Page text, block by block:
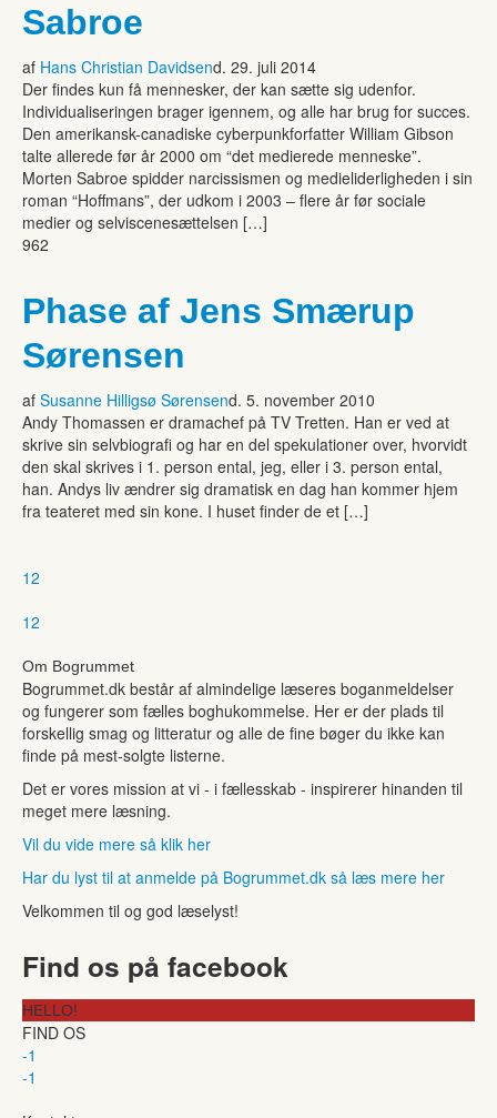
Sabroe
af Hans Christian Davidsend. 29. juli 2014
Der findes kun få mennesker, der kan sætte sig udenfor.
Individualiseringen brager igennem, og alle har brug for succes.
Den amerikansk-canadiske cyberpunkforfatter William Gibson
talte allerede før år 2000 om “det medierede menneske”.
Morten Sabroe spidder narcissismen og medieliderligheden i sin
roman “Hoffmans”, der udkom i 2003 – flere år før sociale
medier og selviscenesættelsen […]
962
Phase af Jens Smærup
Sørensen
af Susanne Hilligsø Sørensend. 5. november 2010
Andy Thomassen er dramachef på TV Tretten. Han er ved at
skrive sin selvbiografi og har en del spekulationer over, hvorvidt
den skal skrives i 1. person ental, jeg, eller i 3. person ental,
han. Andys liv ændrer sig dramatisk en dag han kommer hjem
fra teateret med sin kone. I huset finder de et […]
12
12
Om Bogrummet
Bogrummet.dk består af almindelige læseres boganmeldelser
og fungerer som fælles boghukommelse. Her er der plads til
forskellig smag og litteratur og alle de fine bøger du ikke kan
finde på mest-solgte listerne.
Det er vores mission at vi - i fællesskab - inspirerer hinanden til
meget mere læsning.
Vil du vide mere så klik her
Har du lyst til at anmelde på Bogrummet.dk så læs mere her
Velkommen til og god læselyst!
Find os på facebook
HELLO!
FIND OS
-1
-1